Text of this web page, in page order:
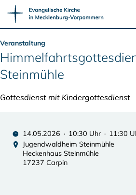
Veranstaltung
Steinmühle
Gottesdienst mit Kindergottesdienst
14.05.2026 · 10:30 Uhr · 11:30
Jugendwaldheim Steinmühle
Heckenhaus Steinmühle
17237 Carpin